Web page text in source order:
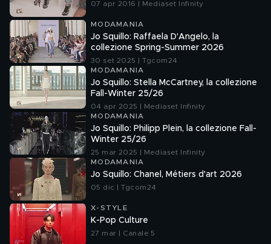
07 apr 2016 | Mediaset Infinity
MODAMANIA
Jo Squillo: Raffaela D'Angelo, la
collezione Spring-Summer 2026
30 set 2025 | Tgcom24
MODAMANIA
Jo Squillo: Stella McCartney, la collezione
Fall-Winter 25/26
04 apr 2025 | Mediaset Infinity
MODAMANIA
Jo Squillo: Philipp Plein, la collezione Fall-
Winter 25/26
25 mar 2025 | Mediaset Infinity
MODAMANIA
Jo Squillo: Chanel, Métiers d'art 2026
05 dic | Tgcom24
X-STYLE
K-Pop Culture
27 mar | Canale 5